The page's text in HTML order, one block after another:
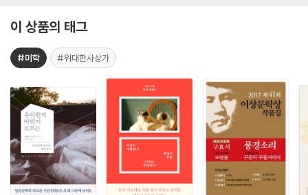
이 상품의 태그
#미학 #위대한사상가